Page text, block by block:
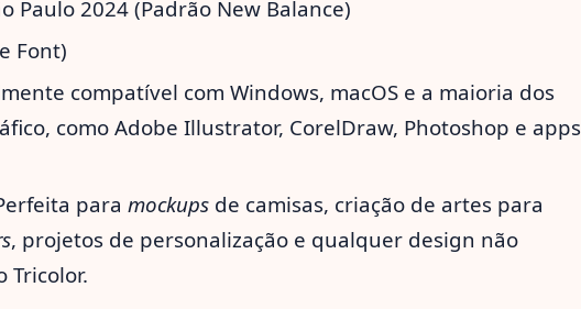
Paulo 2024 (Padrão New Balance)
Font)
compatível com Windows, macOS e a maioria dos
como Adobe Illustrator, CorelDraw, Photoshop e apps
paramockups de camisas, criação de artes para
, projetos de personalização e qualquer design não
Tricolor.